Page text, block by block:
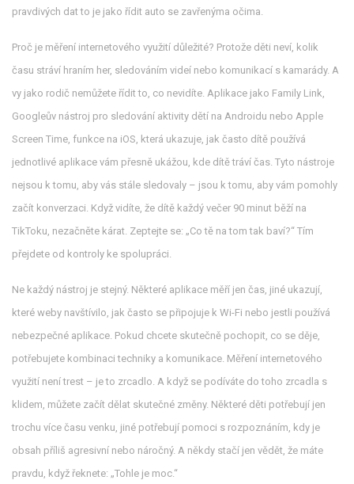
pravdivých dat to je jako řídit auto se zavřenýma očima.
Proč je měření internetového využití důležité? Protože děti neví, kolik
času stráví hraním her, sledováním videí nebo komunikací s kamarády. A
vy jako rodič nemůžete řídit to, co nevidíte. Aplikace jako Family Link,
Googleův nástroj pro sledování aktivity dětí na Androidu nebo Apple
Screen Time, funkce na iOS, která ukazuje, jak často dítě používá
jednotlivé aplikace vám přesně ukážou, kde dítě tráví čas. Tyto nástroje
nejsou k tomu, aby vás stále sledovaly – jsou k tomu, aby vám pomohly
začít konverzaci. Když vidíte, že dítě každý večer 90 minut běží na
TikToku, nezačněte kárat. Zeptejte se: „Co tě na tom tak baví?“ Tím
přejdete od kontroly ke spolupráci.
Ne každý nástroj je stejný. Některé aplikace měří jen čas, jiné ukazují,
které weby navštívilo, jak často se připojuje k Wi-Fi nebo jestli používá
nebezpečné aplikace. Pokud chcete skutečně pochopit, co se děje,
potřebujete kombinaci techniky a komunikace. Měření internetového
využití není trest – je to zrcadlo. A když se podíváte do toho zrcadla s
klidem, můžete začít dělat skutečné změny. Některé děti potřebují jen
trochu více času venku, jiné potřebují pomoci s rozpoznáním, kdy je
obsah příliš agresivní nebo náročný. A někdy stačí jen vědět, že máte
pravdu, když řeknete: „Tohle je moc.“